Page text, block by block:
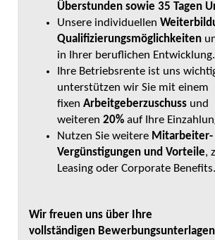
Überstunden sowie 35 Tagen
Unsere individuellen
Qualifizierungsmöglichkeiten
in Ihrer beruflichen Entwicklung.
Ihre Betriebsrente ist uns
unterstützen wir Sie mit einem
fixen Arbeitgeberzuschuss und
weiteren 20% auf Ihre
Nutzen Sie weitere Mitarbeiter-
Vergünstigungen und Vorteile,
Leasing oder Corporate Benefits.
Wir freuen uns über Ihre
vollständigen